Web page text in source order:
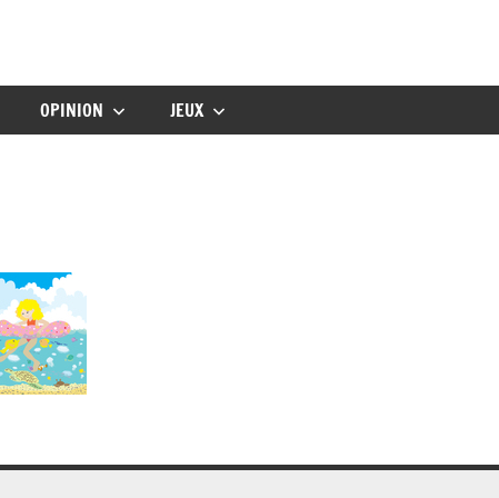
OPINION JEUX